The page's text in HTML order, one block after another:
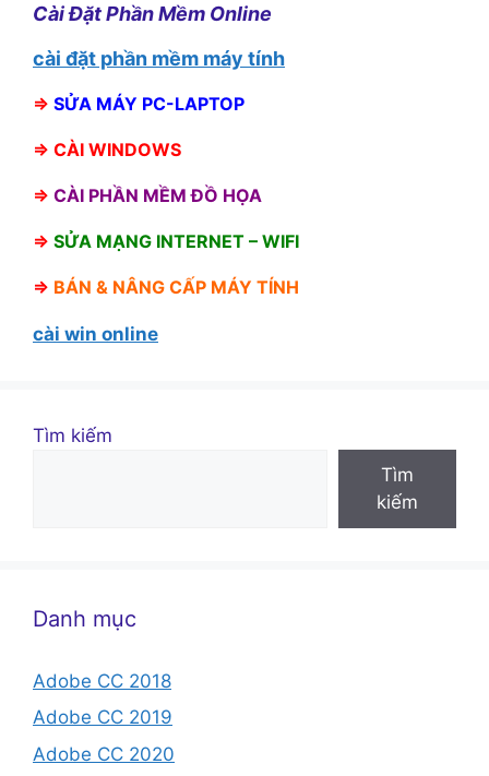
Cài Đặt Phần Mềm Online
cài đặt phần mềm máy tính
⇒ SỬA MÁY PC-LAPTOP
⇒ CÀI WINDOWS
⇒ CÀI PHẦN MỀM ĐỒ HỌA
⇒ SỬA MẠNG INTERNET – WIFI
⇒ BÁN & NÂNG CẤP MÁY TÍNH
cài win online
Tìm kiếm
Tìm
kiếm
Danh mục
Adobe CC 2018
Adobe CC 2019
Adobe CC 2020